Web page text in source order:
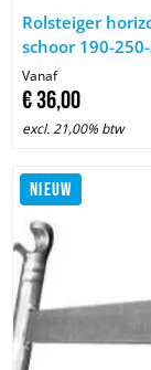
Image
Rolsteiger
schoor 190-
cm
Vanaf
€36,00
excl. 21,00% btw
NIEUW